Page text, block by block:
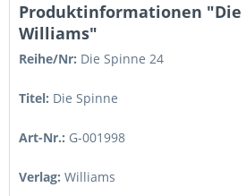
Produktinformationen "Die
Williams"
Reihe/Nr: Die Spinne 24
Titel: Die Spinne
Art-Nr.: G-001998
Verlag: Williams